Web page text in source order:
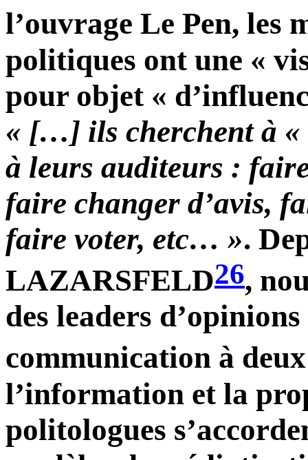
l’ouvrage Le Pen, les
politiques ont une «
pour objet «
« […] ils cherchent à «
à leurs auditeurs :
faire changer d’avis,
faire voter, etc… ».
LAZARSFELD26,
des leaders
communication à
l’information et la
politologues